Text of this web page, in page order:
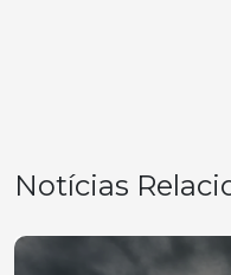
Notícias